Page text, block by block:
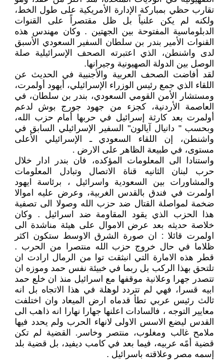
تقارب حظي بمباركة الإدارة الأمريكية على طول الخط،
ولكنه لم يكن علنياً بل ظل مقتصراً على القنوات
الدبلوماسية المفتوحة بين الجهتين . وكان مهندس هذه
القنوات الأمير بندر بن سلطان السفير السعودي الأسبق
لدى واشنطن، الذي اعتبرته الصحف الإسرائيلية صلة
الوصل بين الدولة الصهيونية وجيرانها.
لقد أفاضت الصحف العربية والأجنبية في الحديث عن
اللقاء الذي جمع رئيس الوزراء الإسرائيلي، أيهود أولمرت،
ومستشار الأمن القومي السعودي، بندر بن سلطان، في
العاصمة الأردنية، كجزء من جهود جورج بوش لدعم
أولمرت بعد كارثة إسرائيل في حربها أمام حزب الله،
وبحسب " دانيال آيالون" السفير الإسرائيلي السابق في
واشنطن، إن اللقاء السعودي ـ الإسرائيلي الأعلى
مستوى، في طبيعة الظاهر على الارض .
واستنادا الى المعلومات المؤكده، فان بندر ادار خلال
حرب لبنان الثانيه قناة الاتصال وتبادل المعلومات
والمشاورات بين السعودية واسرائيل ، برئاسة ايهود
اولمرت في فندق بالقدس الغربية، وعرض عليه اموالا
ضخمة لمواصلة القتال ضد حزب الله وصولا الى تصفية
هذا الحزب الذي يقود المقاومة ضد اسرائيل . وكان
خلاصة حديثه بعد عرض الاموال على هيئة مناشدة الى
اولمرت قائلا : ان صورة الشرق الاوسط ستكون اكثر
ظلاما في حال خروج حزب الله منتصرا من الحرب .
قطر هذه الامارة التي انبثقت توا من الرمال ارادت ان
تلتحق بهذا الركب بل ربما في خبيئة نفس حمد وموزه ان
تتصدر جهرا وعلانية موقفها مع اسرائيل منذ ان خلع حمد
ابيه قسرا، فهي لم تتردد لوهلة في هذا الاتجاه بل انه
ثالث رئيس عربي تطأ قدماه ارض الميعاد وان اختلفت
معايير التوجه ، فالسادات اعلنها جهارا نهارا انه ذاهب الى
القدس ليضع الاسس الاولى لانهاء الحرب ولم يحدد فيها
ملامح غالب ومغلوب، منتصر وخاسر. القضية لم تكن
قضية أمًه عربيه، فيما بعد في كامب ديفيد، بل قضية بلد
إسمه مصر وعلاقته باسرائيل .